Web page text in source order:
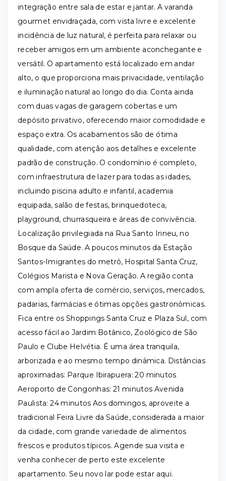
integração entre sala de estar e jantar. A varanda
gourmet envidraçada, com vista livre e excelente
incidência de luz natural, é perfeita para relaxar ou
receber amigos em um ambiente aconchegante e
versátil. O apartamento está localizado em andar
alto, o que proporciona mais privacidade, ventilação
e iluminação natural ao longo do dia. Conta ainda
com duas vagas de garagem cobertas e um
depósito privativo, oferecendo maior comodidade e
espaço extra. Os acabamentos são de ótima
qualidade, com atenção aos detalhes e excelente
padrão de construção. O condomínio é completo,
com infraestrutura de lazer para todas as idades,
incluindo piscina adulto e infantil, academia
equipada, salão de festas, brinquedoteca,
playground, churrasqueira e áreas de convivência.
Localização privilegiada na Rua Santo Irineu, no
Bosque da Saúde. A poucos minutos da Estação
Santos-Imigrantes do metrô, Hospital Santa Cruz,
Colégios Marista e Nova Geração. A região conta
com ampla oferta de comércio, serviços, mercados,
padarias, farmácias e ótimas opções gastronômicas.
Fica entre os Shoppings Santa Cruz e Plaza Sul, com
acesso fácil ao Jardim Botânico, Zoológico de São
Paulo e Clube Helvétia. É uma área tranquila,
arborizada e ao mesmo tempo dinâmica. Distâncias
aproximadas: Parque Ibirapuera: 20 minutos
Aeroporto de Congonhas: 21 minutos Avenida
Paulista: 24 minutos Aos domingos, aproveite a
tradicional Feira Livre da Saúde, considerada a maior
da cidade, com grande variedade de alimentos
frescos e produtos típicos. Agende sua visita e
venha conhecer de perto este excelente
apartamento. Seu novo lar pode estar aqui.